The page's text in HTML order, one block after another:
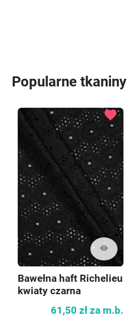
Popularne tkaniny
visibility
favorite
Bawełna haft Richelieu
kwiaty czarna
61,50 zł za m.b.